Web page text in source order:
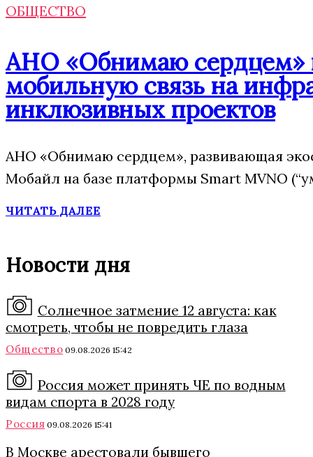
ОБЩЕСТВО
АНО «Обнимаю сердцем»
мобильную связь на
инклюзивных проектов
АНО «Обнимаю сердцем», развивающая
Мобайл на базе платформы Smart MVNO
ЧИТАТЬ ДАЛЕЕ
Новости дня
Солнечное затмение 12 августа: как
смотреть, чтобы не повредить глаза
Общество 09.08.2026 15:42
Россия может принять ЧЕ по водным
видам спорта в 2028 году
Россия 09.08.2026 15:41
В Москве арестовали бывшего